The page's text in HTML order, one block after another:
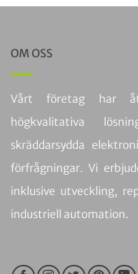
OM OSS
Vårt företag har
högkvalitativa
skräddarsydda
förfrågningar. Vi
inklusive utveckling,
industriell automation.